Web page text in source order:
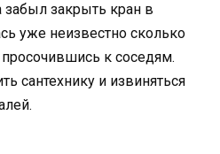
забыл закрыть кран в
уже неизвестно сколько
к соседям.
сантехнику и извиняться